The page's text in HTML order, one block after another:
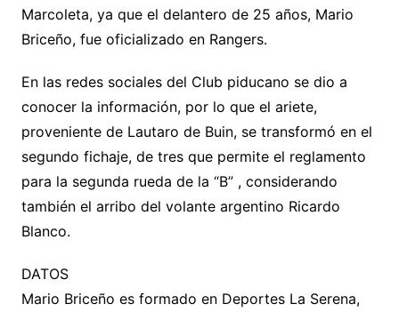
Marcoleta, ya que el delantero de 25 años, Mario
Briceño, fue oficializado en Rangers.
En las redes sociales del Club piducano se dio a
conocer la información, por lo que el ariete,
proveniente de Lautaro de Buin, se transformó en el
segundo fichaje, de tres que permite el reglamento
para la segunda rueda de la “B” , considerando
también el arribo del volante argentino Ricardo
Blanco.
DATOS
Mario Briceño es formado en Deportes La Serena,